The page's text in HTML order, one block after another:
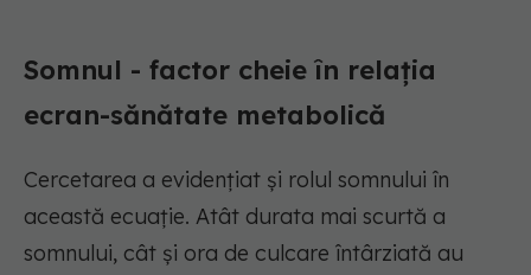
Somnul - factor cheie în relația
ecran-sănătate metabolică
Cercetarea a evidențiat și rolul somnului în
această ecuație. Atât durata mai scurtă a
somnului, cât și ora de culcare întârziată au